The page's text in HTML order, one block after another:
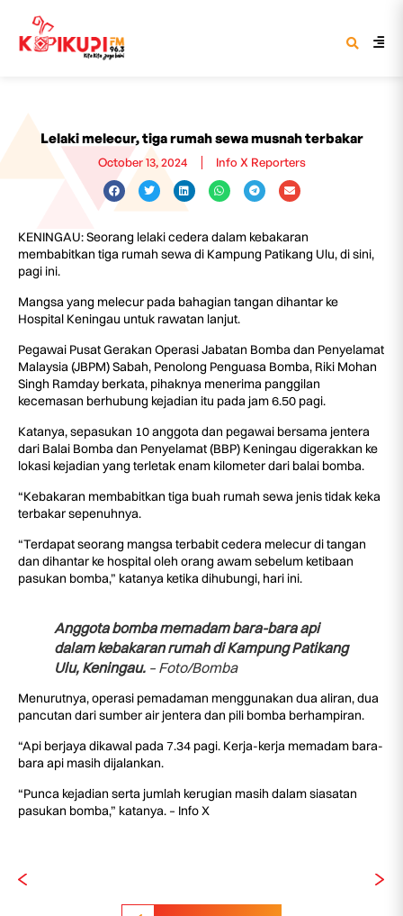
Lelaki melecur, tiga rumah sewa musnah terbakar
October 13, 2024 Info X Reporters
KENINGAU: Seorang lelaki cedera dalam kebakaran
membabitkan tiga rumah sewa di Kampung Patikang Ulu, di sini,
pagi ini.
Mangsa yang melecur pada bahagian tangan dihantar ke
Hospital Keningau untuk rawatan lanjut.
Pegawai Pusat Gerakan Operasi Jabatan Bomba dan Penyelamat
Malaysia (JBPM) Sabah, Penolong Penguasa Bomba, Riki Mohan
Singh Ramday berkata, pihaknya menerima panggilan
kecemasan berhubung kejadian itu pada jam 6.50 pagi.
Katanya, sepasukan 10 anggota dan pegawai bersama jentera
dari Balai Bomba dan Penyelamat (BBP) Keningau digerakkan ke
lokasi kejadian yang terletak enam kilometer dari balai bomba.
“Kebakaran membabitkan tiga buah rumah sewa jenis tidak keka
terbakar sepenuhnya.
“Terdapat seorang mangsa terbabit cedera melecur di tangan
dan dihantar ke hospital oleh orang awam sebelum ketibaan
pasukan bomba,” katanya ketika dihubungi, hari ini.
Anggota bomba memadam bara-bara api
dalam kebakaran rumah di Kampung Patikang
Ulu, Keningau. – Foto/Bomba
Menurutnya, operasi pemadaman menggunakan dua aliran, dua
pancutan dari sumber air jentera dan pili bomba berhampiran.
“Api berjaya dikawal pada 7.34 pagi. Kerja-kerja memadam bara-
bara api masih dijalankan.
“Punca kejadian serta jumlah kerugian masih dalam siasatan
pasukan bomba,” katanya. – Info X